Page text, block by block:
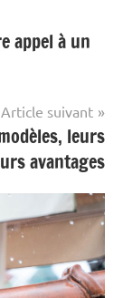
appel à un
Article suivant
leurs
avantages